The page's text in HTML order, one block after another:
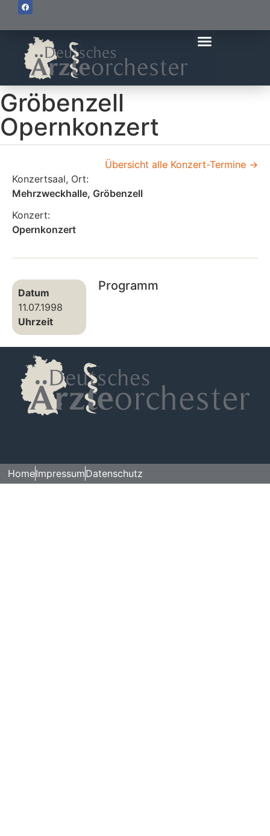
Gröbenzell
Opernkonzert
Übersicht alle Konzert-Termine ->
Konzertsaal, Ort:
Mehrzweckhalle, Gröbenzell
Konzert:
Opernkonzert
Datum
11.07.1998
Uhrzeit
Programm
HomeImpressumDatenschutz